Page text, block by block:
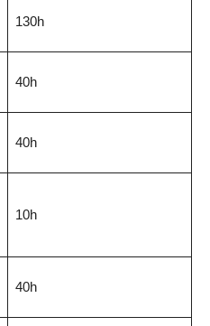
130h
40h
40h
10h
40h